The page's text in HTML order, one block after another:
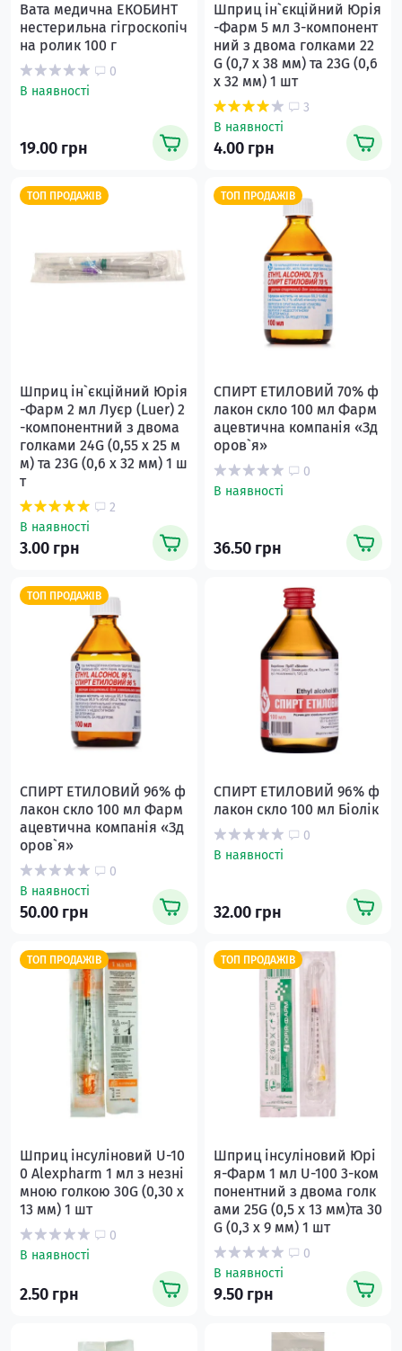
Вата медична ЕКОБИНТ
нестерильна гігроскопіч
на ролик 100 г
0
В наявності
19.00 грн
Шприц ін`єкційний Юрія
-Фарм 5 мл 3-компонент
ний з двома голками 22
G (0,7 х 38 мм) та 23G (0,6
х 32 мм) 1 шт
3
В наявності
4.00 грн
ТОП ПРОДАЖІВ
Шприц ін`єкційний Юрія
-Фарм 2 мл Луєр (Luer) 2
-компонентний з двома
голками 24G (0,55 х 25 м
м) та 23G (0,6 х 32 мм) 1 ш
т
2
В наявності
3.00 грн
ТОП ПРОДАЖІВ
СПИРТ ЕТИЛОВИЙ 70% ф
лакон скло 100 мл Фарм
ацевтична компанія «Зд
оров`я»
0
В наявності
36.50 грн
ТОП ПРОДАЖІВ
СПИРТ ЕТИЛОВИЙ 96% ф
лакон скло 100 мл Фарм
ацевтична компанія «Зд
оров`я»
0
В наявності
50.00 грн
СПИРТ ЕТИЛОВИЙ 96% ф
лакон скло 100 мл Біолік
0
В наявності
32.00 грн
ТОП ПРОДАЖІВ
Шприц інсуліновий U-10
0 Alexpharm 1 мл з незні
мною голкою 30G (0,30 x
13 мм) 1 шт
0
В наявності
2.50 грн
ТОП ПРОДАЖІВ
Шприц інсуліновий Юрі
я-Фарм 1 мл U-100 3-ком
понентний з двома голк
ами 25G (0,5 x 13 мм)та 30
G (0,3 x 9 мм) 1 шт
0
В наявності
9.50 грн